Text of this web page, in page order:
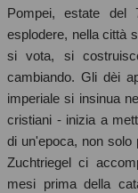
Pompei, estate
esplodere, nella città
si vota, si
cambiando. Gli dèi
imperiale si insinua
cristiani - inizia a
di un'epoca, non solo
Zuchtriegel ci
mesi prima della